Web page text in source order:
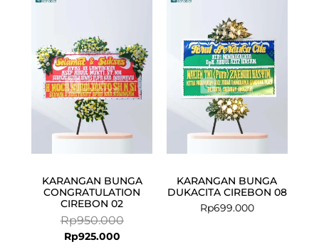
KARANGAN BUNGA
CONGRATULATION
CIREBON 02
Rp950.000
Rp950.000.
Rp925.000
Rp925.000.
KARANGAN BUNGA
DUKACITA CIREBON 08
Rp699.000